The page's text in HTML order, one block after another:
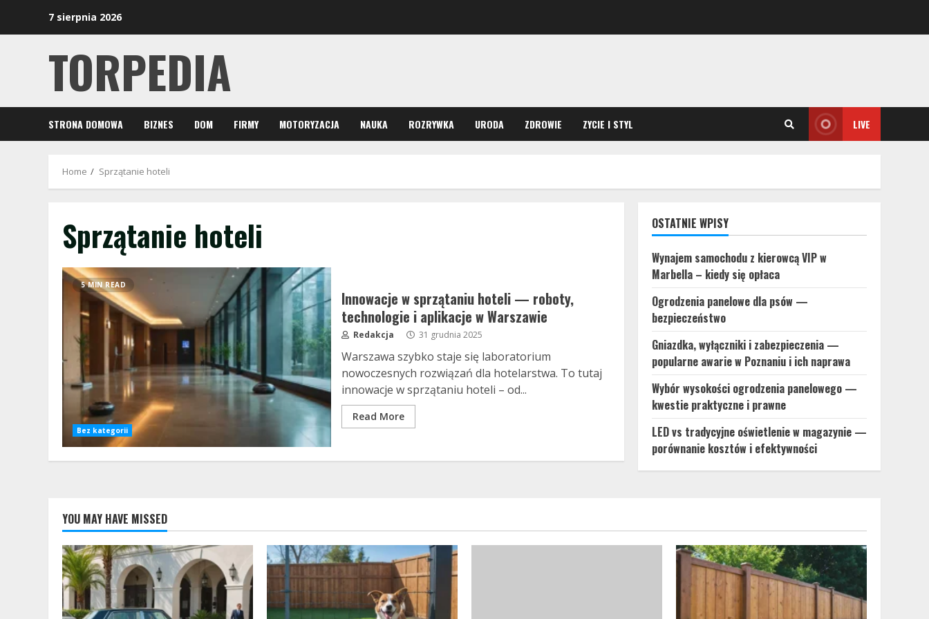
7 sierpnia 2026
TORPEDIA
STRONA DOMOWA BIZNES DOM FIRMY MOTORYZACJA NAUKA ROZRYWKA URODA ZDROWIE ZYCIE I STYL LIVE
Home Sprzątanie hoteli
Sprzątanie hoteli
5 MIN READ
Bez kategorii
Innowacje w sprzątaniu hoteli — roboty,
technologie i aplikacje w Warszawie
Redakcja 31 grudnia 2025
Warszawa szybko staje się laboratorium
nowoczesnych rozwiązań dla hotelarstwa. To tutaj
innowacje w sprzątaniu hoteli – od...
Read More
OSTATNIE WPISY
Wynajem samochodu z kierowcą VIP w
Marbella – kiedy się opłaca
Ogrodzenia panelowe dla psów —
bezpieczeństwo
Gniazdka, wyłączniki i zabezpieczenia —
popularne awarie w Poznaniu i ich naprawa
Wybór wysokości ogrodzenia panelowego —
kwestie praktyczne i prawne
LED vs tradycyjne oświetlenie w magazynie —
porównanie kosztów i efektywności
YOU MAY HAVE MISSED